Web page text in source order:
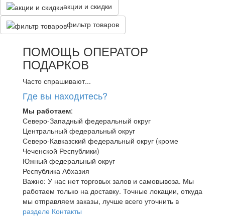
акции и скидки
фильтр товаров
ПОМОЩЬ ОПЕРАТОР
ПОДАРКОВ
Часто спрашивают...
Где вы находитесь?
Мы работаем:
Северо-Западный федеральный округ
Центральный федеральный округ
Северо-Кавказский федеральный округ (кроме
Чеченской Республики)
Южный федеральный округ
Республика Абхазия
Важно: У нас нет торговых залов и самовывоза. Мы
работаем только на доставку. Точные локации, откуда
мы отправляем заказы, лучше всего уточнить в
разделе Контакты